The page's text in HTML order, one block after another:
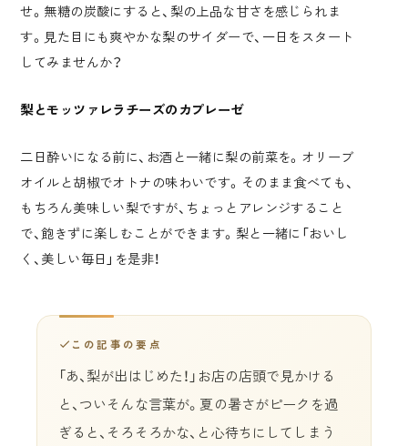
せ。無糖の炭酸にすると、梨の上品な甘さを感じられま
す。見た目にも爽やかな梨のサイダーで、一日をスタート
してみませんか？
梨とモッツァレラチーズのカプレーゼ
二日酔いになる前に、お酒と一緒に梨の前菜を。オリーブ
オイルと胡椒でオトナの味わいです。そのまま食べても、
もちろん美味しい梨ですが、ちょっとアレンジすること
で、飽きずに楽しむことができます。梨と一緒に「おいし
く、美しい毎日」を是非！
この記事の要点
「あ、梨が出はじめた！」お店の店頭で見かける
と、ついそんな言葉が。夏の暑さがピークを過
ぎると、そろそろかな、と心待ちにしてしまう